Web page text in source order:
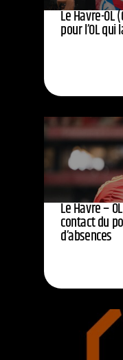
Le Havre-
pour l’OL qui
Le Havre –
contact du
d’absences